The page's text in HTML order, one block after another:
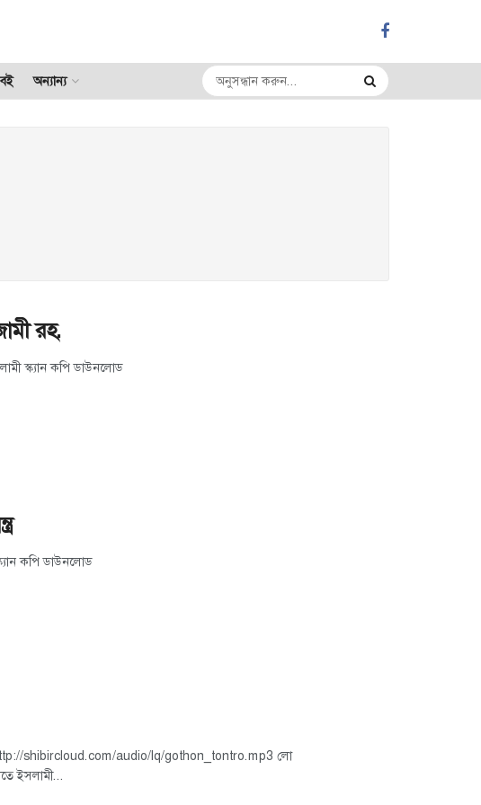
অন্যান্য
রহ.
স্ক্যান কপি ডাউনলোড
কপি ডাউনলোড
http://shibircloud.com/audio/lq/gothon_tontro.mp3 লো
ইসলামী...